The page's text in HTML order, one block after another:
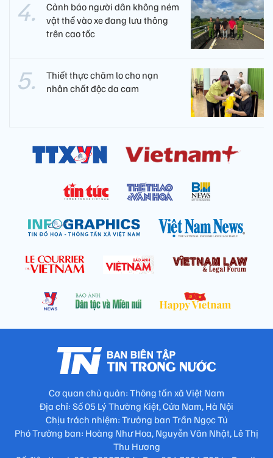
Cảnh báo người dân không ném
vật thể vào xe đang lưu thông
trên cao tốc
Thiết thực chăm lo cho nạn
nhân chất độc da cam
Cơ quan chủ quản: Thông tấn xã Việt Nam
Địa chỉ: Số 05 Lý Thường Kiệt, Cửa Nam, Hà Nội
Chịu trách nhiệm: Trưởng ban Trần Ngọc Tú
Phó Trưởng ban: Hoàng Như Hoa, Nguyễn Văn Nhật, Lê Thị
Thu Hương